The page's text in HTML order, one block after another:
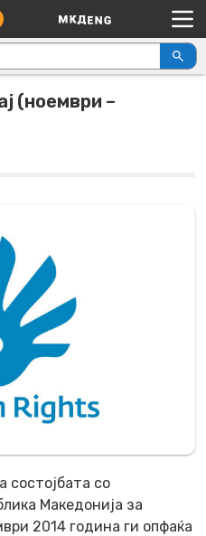
Main Navigation
(ноември –
состојбата со
Македонија за
2014 година ги опфаќа